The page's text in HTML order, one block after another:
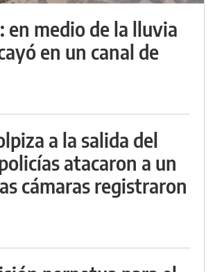
en medio de la lluvia
en un canal de
a la salida del
atacaron a un
cámaras registraron